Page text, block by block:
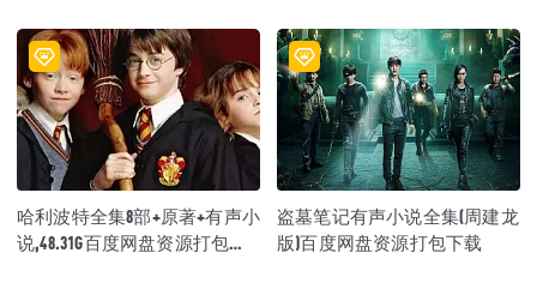
哈利波特全集8部+原著+有声小
说,48.31G百度网盘资源打包下
盗墓笔记有声小说全集(周建龙
版)百度网盘资源打包下载